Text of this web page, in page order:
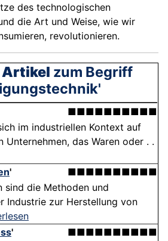
des technologischen
die Art und Weise, wie wir
revolutionieren.
zum Begriff
■■■■■■■■■■
im industriellen Kontext auf
Unternehmen, das Waren oder . .
'
■■■■■■■■■■
sind die Methoden und
Industrie zur Herstellung von
'
■■■■■■■■■■